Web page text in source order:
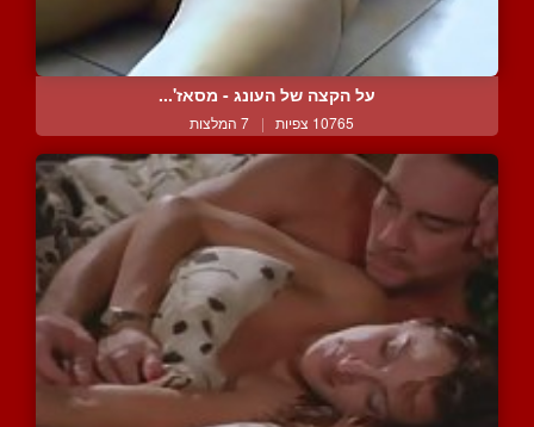
על הקצה של העונג - מסאז'...
10765 צפיות | 7 המלצות